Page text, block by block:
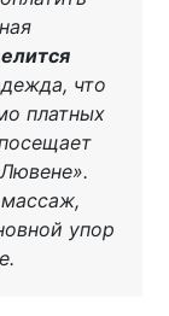
что
платных
упор